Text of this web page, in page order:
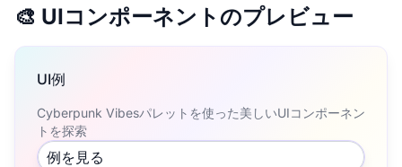
🎨 UIコンポーネントのプレビュー
UI例
Cyberpunk Vibesパレットを使った美しいUIコンポーネン
トを探索
例を見る